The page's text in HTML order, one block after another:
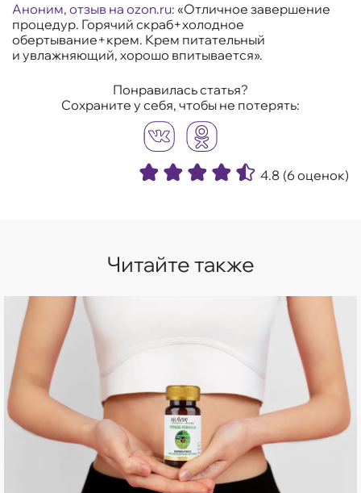
Аноним, отзыв на ozon.ru: «Отличное завершение
процедур. Горячий скраб+холодное
обертывание+крем. Крем питательный
и увлажняющий, хорошо впитывается».
Понравилась статья?
Сохраните у себя, чтобы не потерять:
4.8 (6 оценок)
Читайте также